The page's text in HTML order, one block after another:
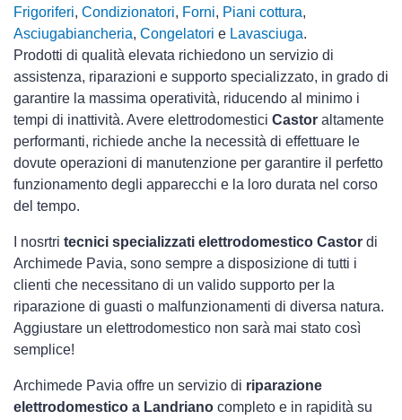
Frigoriferi, Condizionatori, Forni, Piani cottura,
Asciugabiancheria, Congelatori e Lavasciuga.
Prodotti di qualità elevata richiedono un servizio di
assistenza, riparazioni e supporto specializzato, in grado di
garantire la massima operatività, riducendo al minimo i
tempi di inattività. Avere elettrodomestici Castor altamente
performanti, richiede anche la necessità di effettuare le
dovute operazioni di manutenzione per garantire il perfetto
funzionamento degli apparecchi e la loro durata nel corso
del tempo.
I nosrtri tecnici specializzati elettrodomestico Castor di
Archimede Pavia, sono sempre a disposizione di tutti i
clienti che necessitano di un valido supporto per la
riparazione di guasti o malfunzionamenti di diversa natura.
Aggiustare un elettrodomestico non sarà mai stato così
semplice!
Archimede Pavia offre un servizio di riparazione
elettrodomestico a Landriano completo e in rapidità su